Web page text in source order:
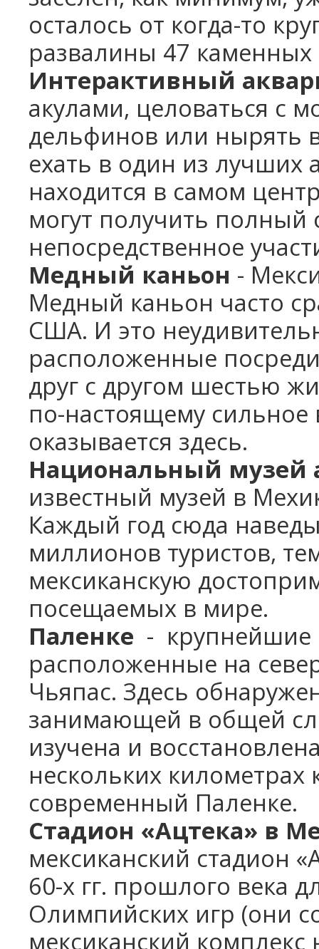
осталось от когда-то
развалины 47 каменных
Интерактивный
акулами, целоваться с
дельфинов или нырять
ехать в один из
находится в самом
могут получить
непосредственное
Медный каньон -
Медный каньон часто
США. И это
расположенные
друг с другом шестью
по-настоящему сильное
оказывается здесь.
Национальный музей
известный музей в
Каждый год сюда
миллионов туристов,
мексиканскую
посещаемых в мире.
Паленке - крупнейшие
расположенные на
Чьяпас. Здесь
занимающей в общей
изучена и
нескольких километрах
современный Паленке.
Стадион «Ацтека» в
мексиканский стадион
60-х гг. прошлого века
Олимпийских игр (они
мексиканский комплекс